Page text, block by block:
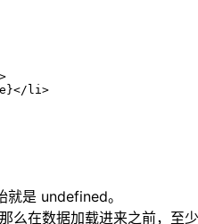
li>
是 undefined。
么在数据加载进来之前，